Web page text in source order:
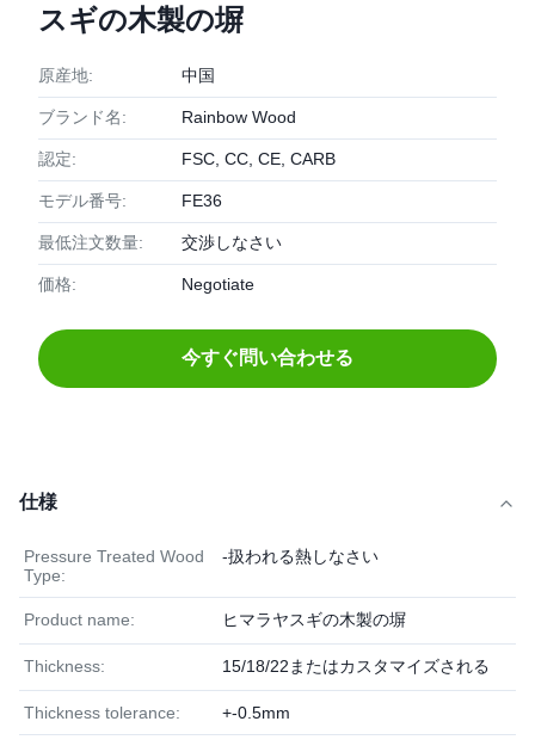
スギの木製の塀
原産地: 中国
ブランド名: Rainbow Wood
認定: FSC, CC, CE, CARB
モデル番号: FE36
最低注文数量: 交渉しなさい
価格: Negotiate
今すぐ問い合わせる
仕様
Pressure Treated Wood
Type:
-扱われる熱しなさい
Product name: ヒマラヤスギの木製の塀
Thickness: 15/18/22またはカスタマイズされる
Thickness tolerance: +-0.5mm